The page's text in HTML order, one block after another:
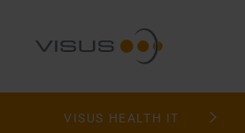
VISUS HEALTH IT